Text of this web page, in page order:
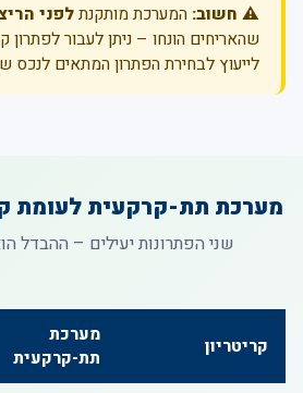
⚠️ חשוב: המערכת מותקנתלפני
שהאריחים הונחו – ניתן לעבור לפתרון
לייעוץ לבחירת הפתרון המתאים לנכס
מערכת תת-קרקעית לעומת
שני הפתרונות יעילים – ההבדל
קריטריון
מערכת
תת-קרקעית